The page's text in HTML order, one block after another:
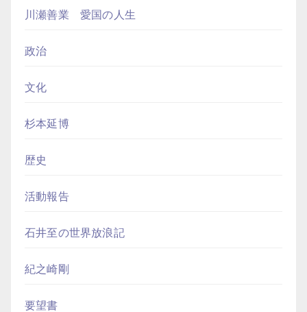
川瀬善業 愛国の人生
政治
文化
杉本延博
歴史
活動報告
石井至の世界放浪記
紀之崎剛
要望書